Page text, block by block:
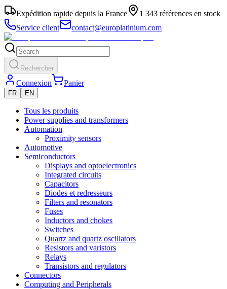
Expédition rapide depuis la France
1 343 références en stock
Service client
contact@europlatinium.com
Rechercher
Connexion Panier
FR EN
Tous les produits
Power supplies and transformers
Automation
Proximity sensors
Automotive
Semiconductors
Displays and optoelectronics
Integrated circuits
Capacitors
Diodes et redresseurs
Filters and resonators
Fuses
Inductors and chokes
Switches
Quartz and quartz oscillators
Resistors and varistors
Relays
Transistors and regulators
Connectors
Computing and Peripherals